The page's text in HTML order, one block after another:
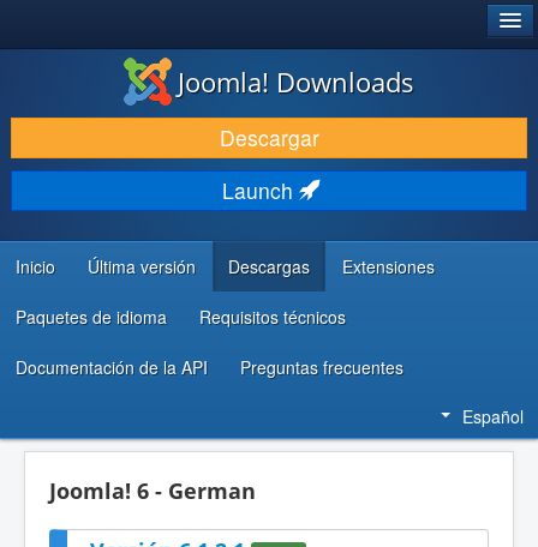
DESCARGAR & EXTENDER
DESCUBRE & APRENDE
COMUNIDAD & SOPORTE
RECURSOS PARA DESARROLLADORES
Joomla! Downloads
Descargar
Launch
Inicio Última versión Descargas Extensiones
Paquetes de idioma Requisitos técnicos
Documentación de la API Preguntas frecuentes
Español
Joomla! 6 - German